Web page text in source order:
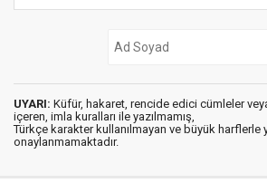
UYARI: Küfür, hakaret, rencide edici cümleler
içeren, imla kuralları ile yazılmamış,
Türkçe karakter kullanılmayan ve büyük harflerle
onaylanmamaktadır.